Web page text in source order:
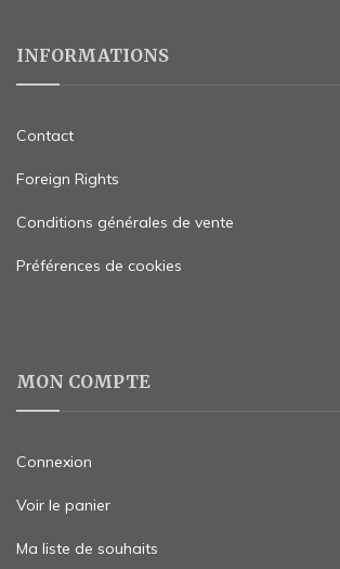
INFORMATIONS
Contact
Foreign Rights
Conditions générales de vente
Préférences de cookies
MON COMPTE
Connexion
Voir le panier
Ma liste de souhaits